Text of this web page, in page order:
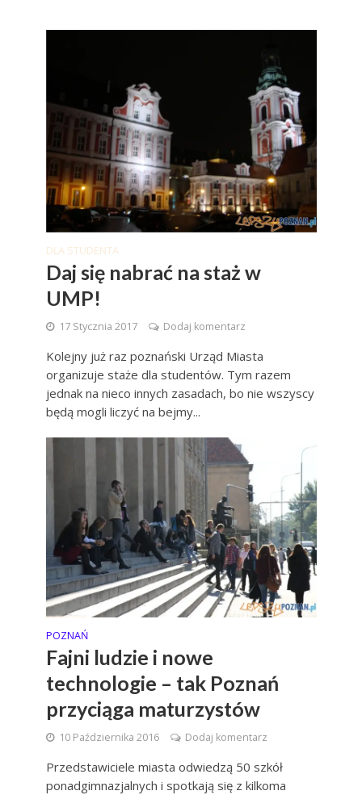
DLA STUDENTA
Daj się nabrać na staż w
UMP!
17 Stycznia 2017 Dodaj komentarz
Kolejny już raz poznański Urząd Miasta
organizuje staże dla studentów. Tym razem
jednak na nieco innych zasadach, bo nie wszyscy
będą mogli liczyć na bejmy...
POZNAŃ
Fajni ludzie i nowe
technologie – tak Poznań
przyciąga maturzystów
10 Października 2016 Dodaj komentarz
Przedstawiciele miasta odwiedzą 50 szkół
ponadgimnazjalnych i spotkają się z kilkoma